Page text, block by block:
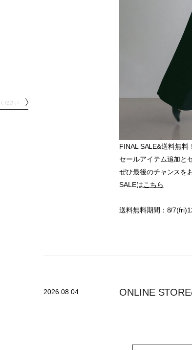
FINAL SALE&送料無料！
セールアイテム追加と
ぜひ最後のチャンスを
SALEはこちら
送料無料期間：8/
2026.08.04 ONLINE